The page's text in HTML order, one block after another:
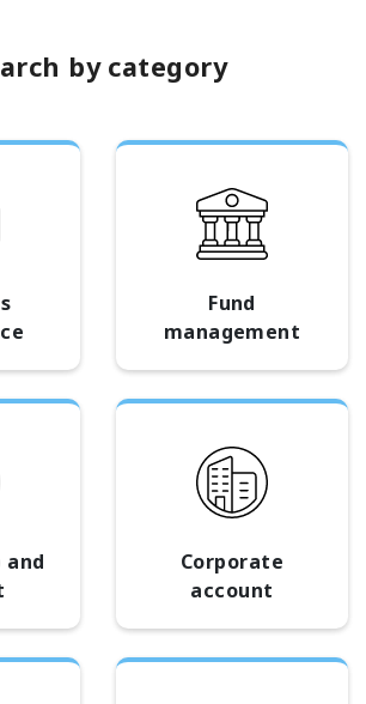
by category
Fund
management
and
Corporate
account